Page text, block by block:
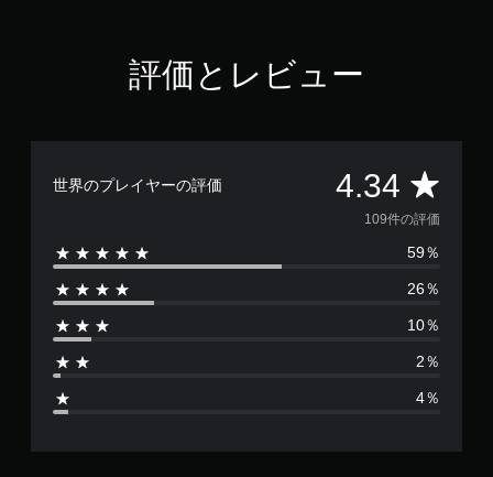
評価とレビュー
世界のプレイヤーの評価 4.34 評
価
数
は
0
109件の評価
59％
26％
10％
2％
4％